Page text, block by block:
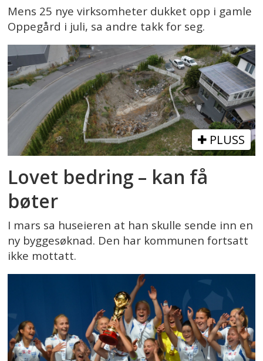
Mens 25 nye virksomheter dukket opp i gamle
Oppegård i juli, sa andre takk for seg.
PLUSS
Lovet bedring – kan få
bøter
I mars sa huseieren at han skulle sende inn en
ny byggesøknad. Den har kommunen fortsatt
ikke mottatt.